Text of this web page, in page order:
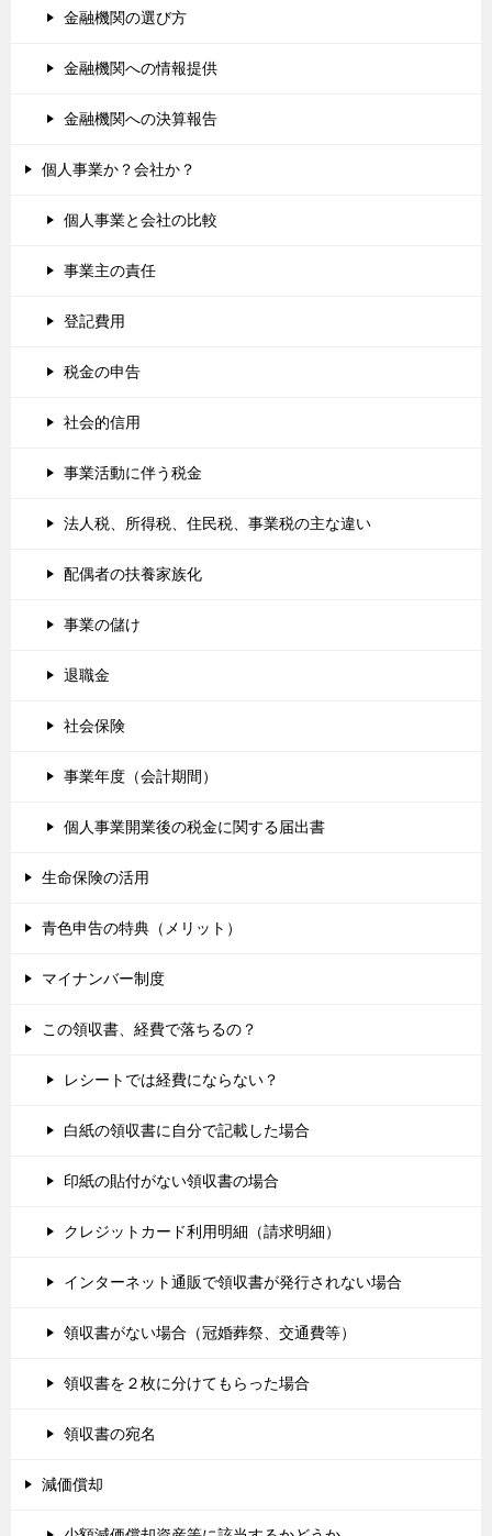
金融機関の選び方
金融機関への情報提供
金融機関への決算報告
個人事業か？会社か？
個人事業と会社の比較
事業主の責任
登記費用
税金の申告
社会的信用
事業活動に伴う税金
法人税、所得税、住民税、事業税の主な違い
配偶者の扶養家族化
事業の儲け
退職金
社会保険
事業年度（会計期間）
個人事業開業後の税金に関する届出書
生命保険の活用
青色申告の特典（メリット）
マイナンバー制度
この領収書、経費で落ちるの？
レシートでは経費にならない？
白紙の領収書に自分で記載した場合
印紙の貼付がない領収書の場合
クレジットカード利用明細（請求明細）
インターネット通販で領収書が発行されない場合
領収書がない場合（冠婚葬祭、交通費等）
領収書を２枚に分けてもらった場合
領収書の宛名
減価償却